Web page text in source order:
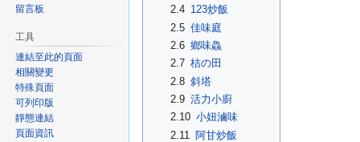
2.4 123炒飯
2.5 佳味庭
2.6 鄉味鱻
2.7 桔の田
2.8 斜塔
2.9 活力小廚
2.10 小妞滷味
2.11 阿甘炒飯
留言板
工具
連結至此的頁面
相關變更
特殊頁面
可列印版
靜態連結
頁面資訊